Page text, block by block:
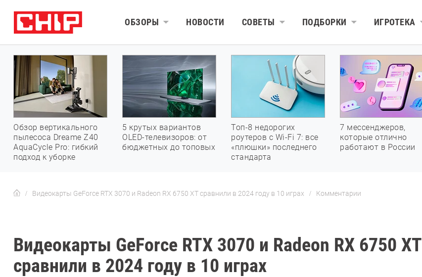
ОБЗОРЫ НОВОСТИ СОВЕТЫ ПОДБОРКИ ИГРОТЕКА
Обзор вертикального
пылесоса Dreame Z40
AquaCycle Pro: гибкий
подход к уборке
5 крутых вариантов
OLED-телевизоров: от
бюджетных до топовых
Топ-8 недорогих
роутеров с Wi-Fi 7: все
«плюшки» последнего
стандарта
7 мессенджеров,
которые отлично
работают в России
Видеокарты GeForce RTX 3070 и Radeon RX 6750 XT сравнили в 2024 году в 10 играх Комментарии
Видеокарты GeForce RTX 3070 и Radeon RX 6750 XT
сравнили в 2024 году в 10 играх